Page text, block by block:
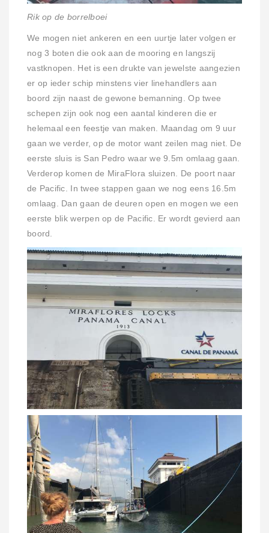
Rik op de borrelboei
We mogen niet ankeren en een uurtje later volgen er
nog 3 boten die ook aan de mooring en langszij
vastknopen. Het is een drukte van jewelste aangezien
er op ieder schip minstens vier linehandlers aan
boord zijn naast de gewone bemanning. Op twee
schepen zijn ook nog een aantal kinderen die er
helemaal een feestje van maken. Maandag om 9 uur
gaan we verder, op de motor want zeilen mag niet. De
eerste sluis is San Pedro waar we 9.5m omlaag gaan.
Verderop komen de MiraFlora sluizen. De poort naar
de Pacific. In twee stappen gaan we nog eens 16.5m
omlaag. Dan gaan de deuren open en mogen we een
eerste blik werpen op de Pacific. Er wordt gevierd aan
boord.